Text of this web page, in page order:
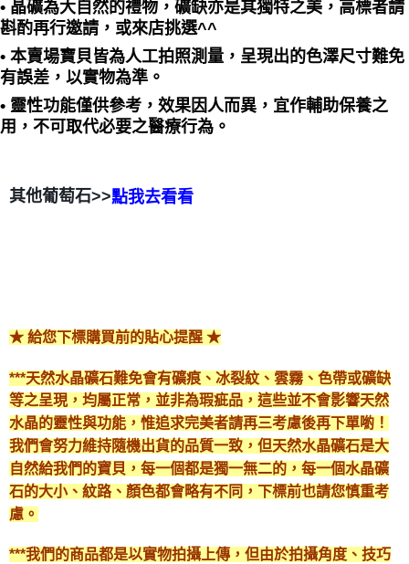
• 晶礦為大自然的禮物，礦缺亦是其獨特之美，高標者請
斟酌再行邀請，或來店挑選^^
• 本賣場寶貝皆為人工拍照測量，呈現出的色澤尺寸難免
有誤差，以實物為準。
• 靈性功能僅供參考，效果因人而異，宜作輔助保養之
用，不可取代必要之醫療行為。
其他葡萄石>>點我去看看
★ 給您下標購買前的貼心提醒 ★
***天然水晶礦石難免會有礦痕、冰裂紋、雲霧、色帶或礦缺
等之呈現，均屬正常，並非為瑕疵品，這些並不會影響天然
水晶的靈性與功能，惟追求完美者請再三考慮後再下單喲！
我們會努力維持隨機出貨的品質一致，但天然水晶礦石是大
自然給我們的寶貝，每一個都是獨一無二的，每一個水晶礦
石的大小、紋路、顏色都會略有不同，下標前也請您慎重考
慮。
***我們的商品都是以實物拍攝上傳，但由於拍攝角度、技巧